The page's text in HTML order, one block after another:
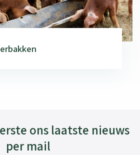
ons laatste nieuws
per mail